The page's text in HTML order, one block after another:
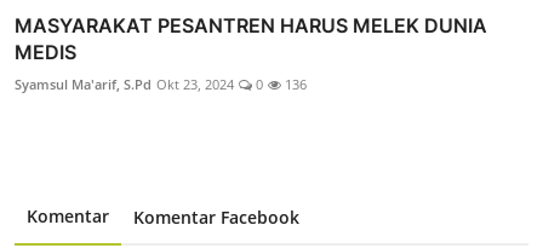
MASYARAKAT PESANTREN HARUS MELEK DUNIA
MEDIS
Syamsul Ma'arif, S.Pd Okt 23, 2024 0 136
Komentar Komentar Facebook